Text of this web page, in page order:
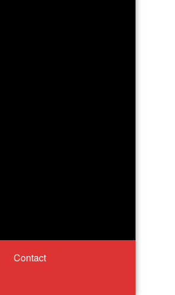
Contact